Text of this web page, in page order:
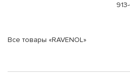
Все товары «RAVENOL»